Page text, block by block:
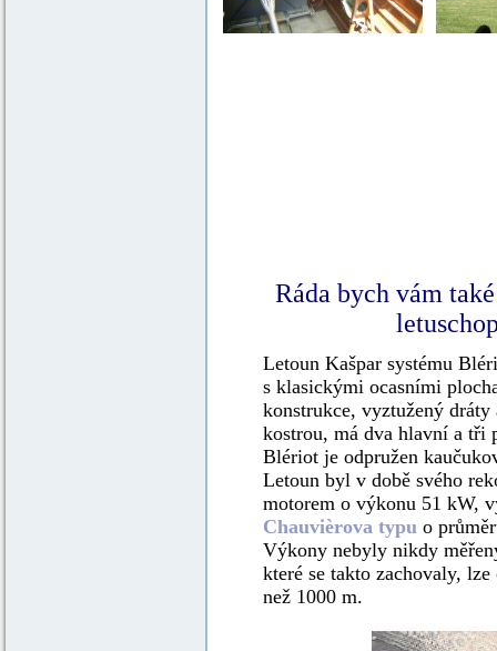
Ráda bych vám
Letoun Kašpar systému
s klasickými ocasními
konstrukce, vyztužený
kostrou, má dva hlavní a tři
Blériot je odpružen
Letoun byl v době svého
motorem o výkonu 51 kW,
Chauvièrova typu o
Výkony nebyly nikdy
které se takto zachovaly,
než 1000 m.